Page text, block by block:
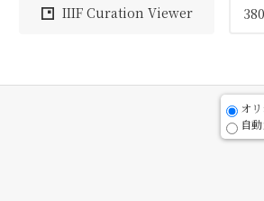
IIIF Curation Viewer
オ
自